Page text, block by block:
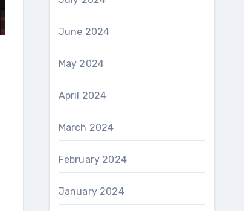
June 2024
May 2024
April 2024
March 2024
February 2024
January 2024